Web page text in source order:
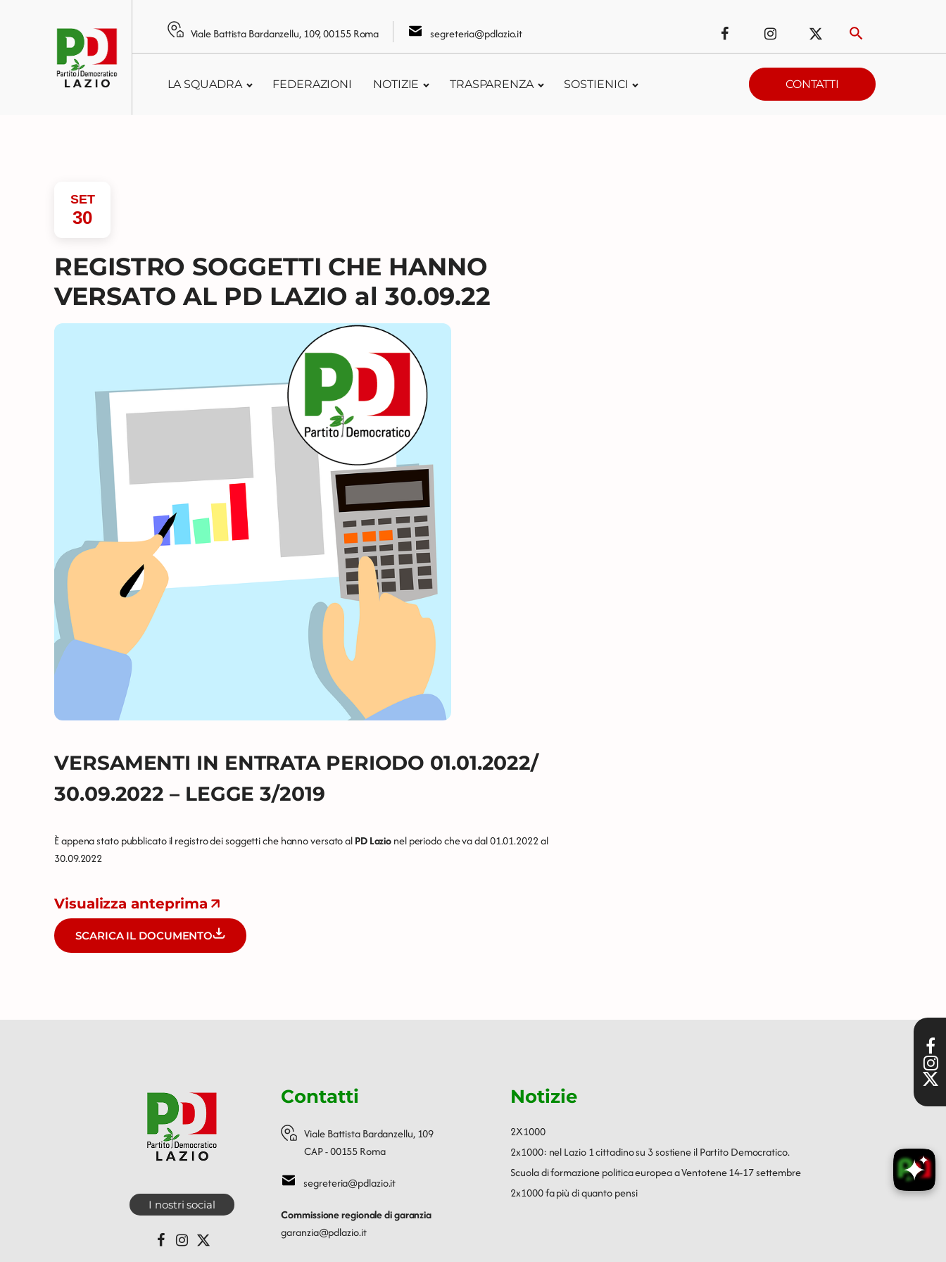
Viale Battista Bardanzellu, 109, 00155 Roma segreteria@pdlazio.it
LA SQUADRA FEDERAZIONI NOTIZIE TRASPARENZA SOSTIENICI CONTATTI
SET
30
REGISTRO SOGGETTI CHE HANNO
VERSATO AL PD LAZIO al 30.09.22
VERSAMENTI IN ENTRATA PERIODO 01.01.2022/
30.09.2022 – LEGGE 3/2019
È appena stato pubblicato il registro dei soggetti che hanno versato alPD Lazionel periodo che va dal 01.01.2022 al
30.09.2022
Visualizza anteprima
SCARICA IL DOCUMENTO
I nostri social
Contatti
Viale Battista Bardanzellu, 109
CAP - 00155 Roma
segreteria@pdlazio.it
Commissione regionale di garanzia
garanzia@pdlazio.it
Notizie
2X1000
2x1000: nel Lazio 1 cittadino su 3 sostiene il Partito Democratico.
Scuola di formazione politica europea a Ventotene 14-17 settembre
2x1000 fa più di quanto pensi